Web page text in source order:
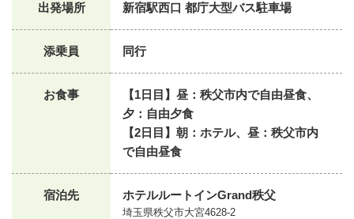
出発場所 新宿駅西口 都庁大型バス駐車場
添乗員 同行
お食事
【1日目】昼：秩父市内で自由昼食、
夕：自由夕食
【2日目】朝：ホテル、昼：秩父市内
で自由昼食
宿泊先 ホテルルートインGrand秩父
埼玉県秩父市大宮4628-2